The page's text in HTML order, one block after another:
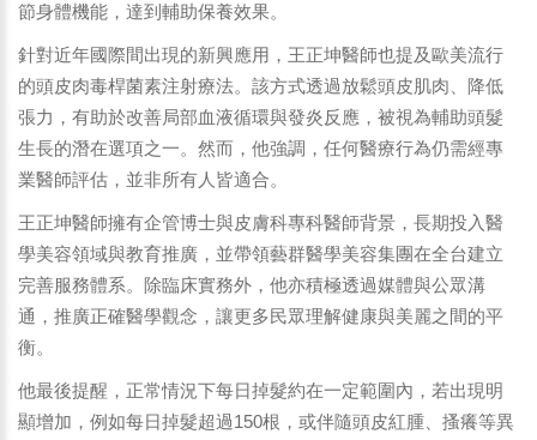
節身體機能，達到輔助保養效果。
針對近年國際間出現的新興應用，王正坤醫師也提及歐美流行
的頭皮肉毒桿菌素注射療法。該方式透過放鬆頭皮肌肉、降低
張力，有助於改善局部血液循環與發炎反應，被視為輔助頭髮
生長的潛在選項之一。然而，他強調，任何醫療行為仍需經專
業醫師評估，並非所有人皆適合。
王正坤醫師擁有企管博士與皮膚科專科醫師背景，長期投入醫
學美容領域與教育推廣，並帶領藝群醫學美容集團在全台建立
完善服務體系。除臨床實務外，他亦積極透過媒體與公眾溝
通，推廣正確醫學觀念，讓更多民眾理解健康與美麗之間的平
衡。
他最後提醒，正常情況下每日掉髮約在一定範圍內，若出現明
顯增加，例如每日掉髮超過150根，或伴隨頭皮紅腫、搔癢等異